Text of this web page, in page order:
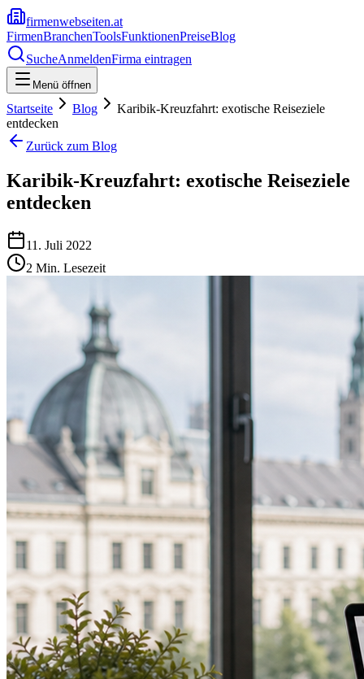
firmenwebseiten.at
FirmenBranchenToolsFunktionenPreiseBlog
SucheAnmeldenFirma eintragen
Menü öffnen
Startseite Blog
Karibik-Kreuzfahrt: exotische Reiseziele
entdecken
Zurück zum Blog
Karibik-Kreuzfahrt: exotische Reiseziele
entdecken
11. Juli 2022
2 Min. Lesezeit